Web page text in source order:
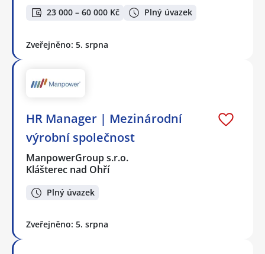
23 000 – 60 000 Kč Plný úvazek
Zveřejněno: 5. srpna
HR Manager | Mezinárodní
výrobní společnost
ManpowerGroup s.r.o.
Klášterec nad Ohří
Plný úvazek
Zveřejněno: 5. srpna